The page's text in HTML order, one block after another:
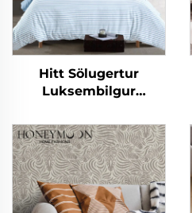
Hitt Sölugertur
Luksembilgur
90gsm Kationiskur
Stríklaður
Hlífardúkasetur 3
hlutar